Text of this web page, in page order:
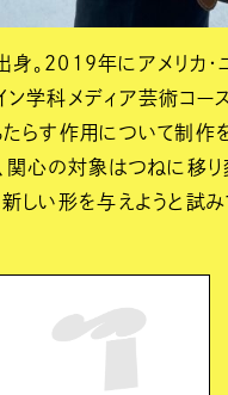
。2019年にアメリカ・
学科メディア芸術コー
らす作用について制作
関心の対象はつねに移
しい形を与えようと試み